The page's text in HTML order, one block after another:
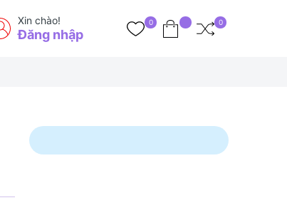
Xin chào!
Đăng nhập
0 0